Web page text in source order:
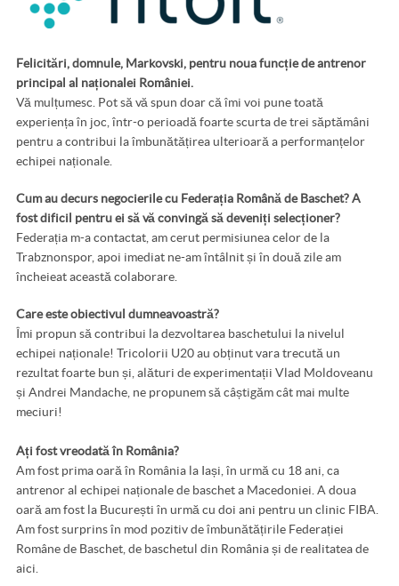
Felicitări, domnule, Markovski, pentru noua funcție de antrenor
principal al naționalei României.
Vă mulțumesc. Pot să vă spun doar că îmi voi pune toată
experiența în joc, într-o perioadă foarte scurta de trei săptămâni
pentru a contribui la îmbunătățirea ulterioară a performanțelor
echipei naționale.
Cum au decurs negocierile cu Federația Română de Baschet? A
fost dificil pentru ei să vă convingă să deveniți selecționer?
Federația m-a contactat, am cerut permisiunea celor de la
Trabznonspor, apoi imediat ne-am întâlnit și în două zile am
încheieat această colaborare.
Care este obiectivul dumneavoastră?
Îmi propun să contribui la dezvoltarea baschetului la nivelul
echipei naționale! Tricolorii U20 au obținut vara trecută un
rezultat foarte bun și, alături de experimentații Vlad Moldoveanu
și Andrei Mandache, ne propunem să câștigăm cât mai multe
meciuri!
Ați fost vreodată în România?
Am fost prima oară în România la Iași, în urmă cu 18 ani, ca
antrenor al echipei naționale de baschet a Macedoniei. A doua
oară am fost la București în urmă cu doi ani pentru un clinic FIBA.
Am fost surprins în mod pozitiv de îmbunătățirile Federației
Române de Baschet, de baschetul din România și de realitatea de
aici.